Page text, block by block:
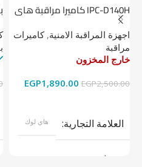
IPC-D140H كاميرا مراقبة هاى
لوك داخلية 4 ميجا
اجهزة المراقبة الامنية,كاميرات
مراقبة
خارج المخزون
EGP2,500.00
EGP1,890.00
العلامة التجارية هاي لوك
موديل